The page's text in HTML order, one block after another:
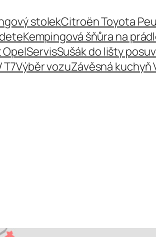
stolekCitroën Toyota
Kempingová šňůra na
OpelServisSušák do lišty
T7Výběr vozuZávěsná kuchyň